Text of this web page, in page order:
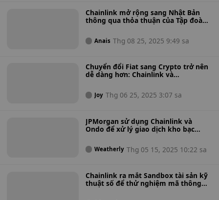
Chainlink mở rộng sang Nhật Bản
thông qua thỏa thuận của Tập đoàn
token hóa, tài sản thế giới thực và
thanh toán quốc tế
Anais Thg 08 25, 2025 9:49 sa
Chuyển đổi Fiat sang Crypto trở nên
dễ dàng hơn: Chainlink và
để cho phép mua hàng trên chuỗi
liền mạch cho hàng tỷ chủ thẻ
Joy Thg 06 25, 2025 3:07 sa
JPMorgan sử dụng Chainlink và
Ondo để xử lý giao dịch kho bạc
Blockchain công khai
Weatherly Thg 05 15, 2025 10:22 sa
Chainlink ra mắt Sandbox tài sản kỹ
thuật số để thử nghiệm mã thông